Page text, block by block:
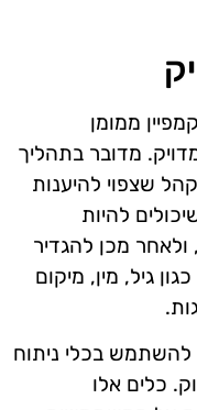
ממומן
מדובר בתהליך
שצפוי להיענות
להיות
ולאחר מכן להגדיר
גיל, מין, מיקום
להשתמש בכלי ניתוח
כלים אלו